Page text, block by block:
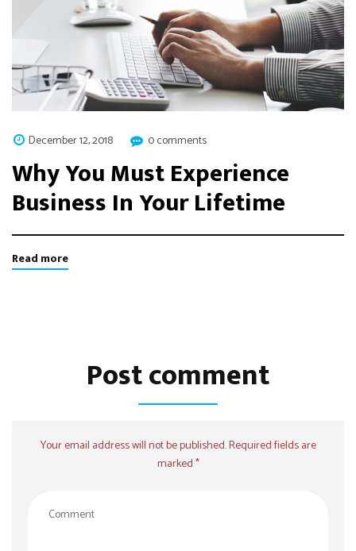
December 12, 2018 0 comments
Why You Must Experience
Business In Your Lifetime
Read more
Post comment
Your email address will not be published. Required fields are
marked *